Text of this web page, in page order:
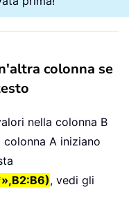
colonna se
nella colonna B
A iniziano
, vedi gli